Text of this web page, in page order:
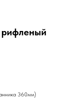
рифленый
360мм)